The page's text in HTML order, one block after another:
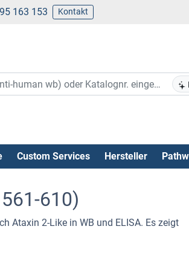
163 153 Kontakt
Custom Services Hersteller
610)
Ataxin 2-Like in WB und ELISA. Es zeigt